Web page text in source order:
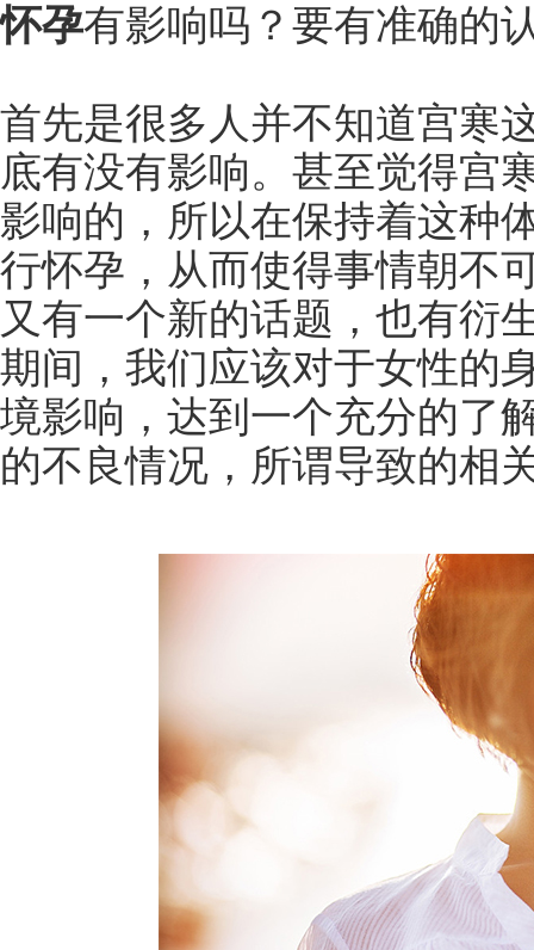
怀孕有影响吗？要有准确的
首先是很多人并不知道宫寒
底有没有影响。甚至觉得宫
影响的，所以在保持着这种
行怀孕，从而使得事情朝不
又有一个新的话题，也有衍
期间，我们应该对于女性的
境影响，达到一个充分的了
的不良情况，所谓导致的相